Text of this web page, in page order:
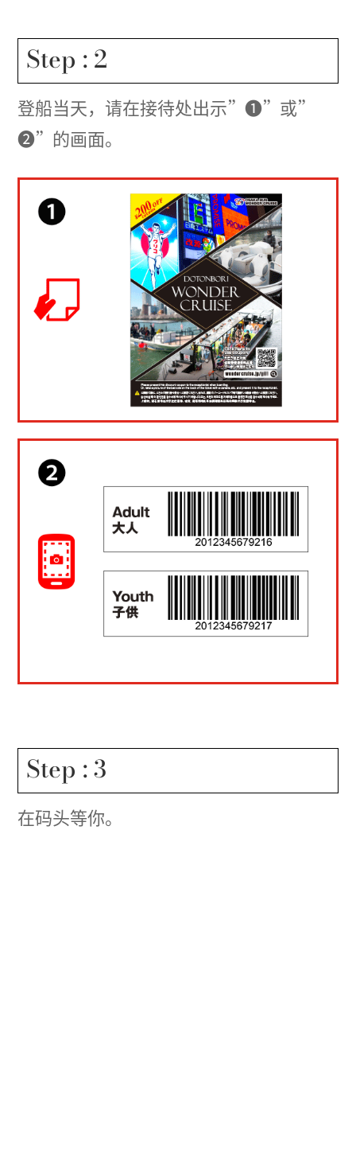
Step : 2
登船当天，请在接待处出示”❶”或”
❷”的画面。
Step : 3
在码头等你。